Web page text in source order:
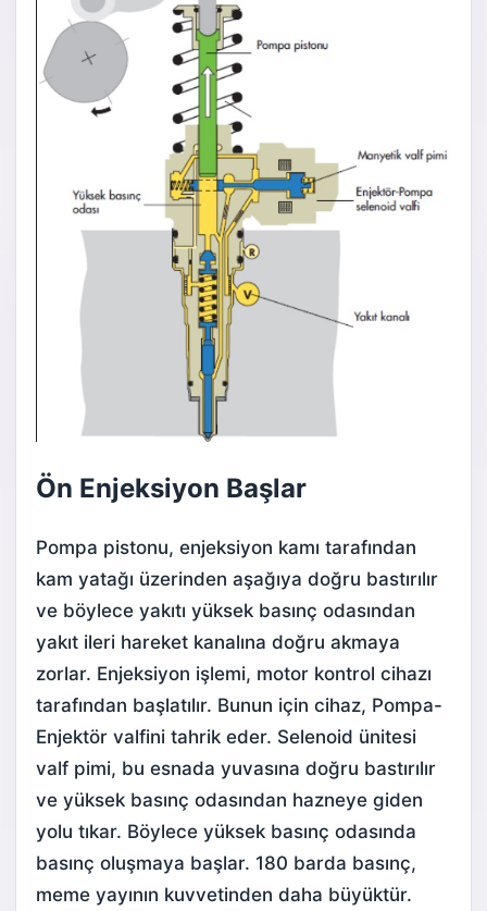
Ön Enjeksiyon Başlar
Pompa pistonu, enjeksiyon kamı tarafından
kam yatağı üzerinden aşağıya doğru bastırılır
ve böylece yakıtı yüksek basınç odasından
yakıt ileri hareket kanalına doğru akmaya
zorlar. Enjeksiyon işlemi, motor kontrol cihazı
tarafından başlatılır. Bunun için cihaz, Pompa-
Enjektör valfini tahrik eder. Selenoid ünitesi
valf pimi, bu esnada yuvasına doğru bastırılır
ve yüksek basınç odasından hazneye giden
yolu tıkar. Böylece yüksek basınç odasında
basınç oluşmaya başlar. 180 barda basınç,
meme yayının kuvvetinden daha büyüktür.